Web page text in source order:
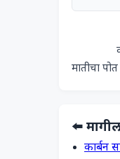
मातीचा
⬅️ मागील
कार्बन